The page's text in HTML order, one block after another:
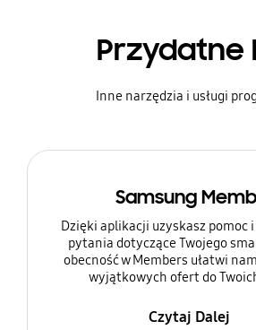
Przydatne
Inne narzędzia i usługi
Samsung
Dzięki aplikacji uzyskasz pomoc
pytania dotyczące Twojego
obecność w Members ułatwi
wyjątkowych ofert do
Czytaj Dalej